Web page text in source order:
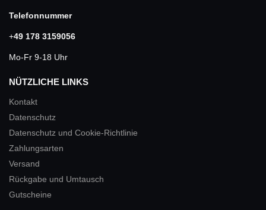
Telefonnummer
+49 178 3159056
Mo-Fr 9-18 Uhr
NÜTZLICHE LINKS
Kontakt
Datenschutz
Datenschutz und Cookie-Richtlinie
Zahlungsarten
Versand
Rückgabe und Umtausch
Gutscheine